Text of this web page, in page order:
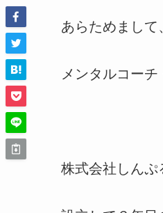
あらためまして
メンタルコーチ
株式会社しんぷ